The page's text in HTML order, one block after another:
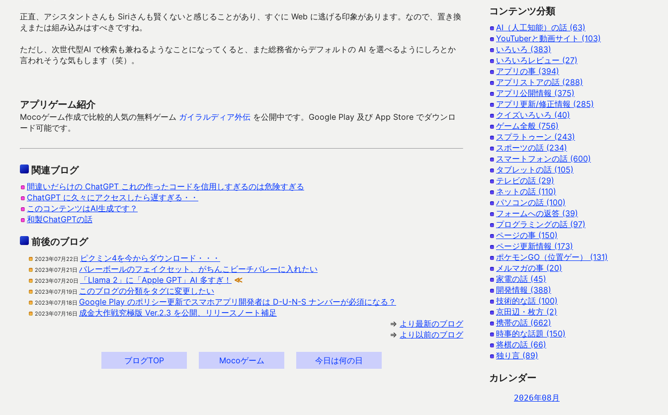
正直、アシスタントさんも Siriさんも賢くないと感じることがあり、すぐに Web に逃げる印象があります。なので、置き換
えまたは組み込みはすべきですね。
ただし、次世代型AI で検索も兼ねるようなことになってくると、また総務省からデフォルトの AI を選べるようにしろとか
言われそうな気もします（笑）。
アプリゲーム紹介
Mocoゲーム作成で比較的人気の無料ゲーム ガイラルディア外伝 を公開中です。Google Play 及び App Store でダウンロ
ード可能です。
関連ブログ
間違いだらけの ChatGPT これの作ったコードを信用しすぎるのは危険すぎる
ChatGPT に久々にアクセスしたら遅すぎる・・
このコンテンツはAI生成です？
和製ChatGPTの話
前後のブログ
2023年07月22日 ピクミン4を今からダウンロード・・・
2023年07月21日 バレーボールのフェイクセット、がちんこビーチバレーに入れたい
2023年07月20日 「Llama 2」に「Apple GPT」AI 多すぎ！ ≪
2023年07月19日 このブログの分類をタグに変更したい
2023年07月18日 Google Play のポリシー更新でスマホアプリ開発者は D-U-N-S ナンバーが必須になる？
2023年07月16日 成金大作戦究極版 Ver.2.3 を公開、リリースノート補足
⇒ より最新のブログ
⇒ より以前のブログ
ブログTOP Mocoゲーム 今日は何の日
コンテンツ分類
AI（人工知能）の話 (63)
YouTuberと動画サイト (103)
いろいろ (383)
いろいろレビュー (27)
アプリの事 (394)
アプリストアの話 (288)
アプリ公開情報 (375)
アプリ更新/修正情報 (285)
クイズいろいろ (40)
ゲーム全般 (756)
スプラトゥーン (243)
スポーツの話 (234)
スマートフォンの話 (600)
タブレットの話 (105)
テレビの話 (29)
ネットの話 (110)
パソコンの話 (100)
フォームへの返答 (39)
プログラミングの話 (97)
ページの事 (150)
ページ更新情報 (173)
ポケモンGO（位置ゲー） (131)
メルマガの事 (20)
家電の話 (45)
開発情報 (388)
技術的な話 (100)
京田辺・枚方 (2)
携帯の話 (662)
時事的な話題 (150)
将棋の話 (66)
独り言 (89)
カレンダー
2026年08月